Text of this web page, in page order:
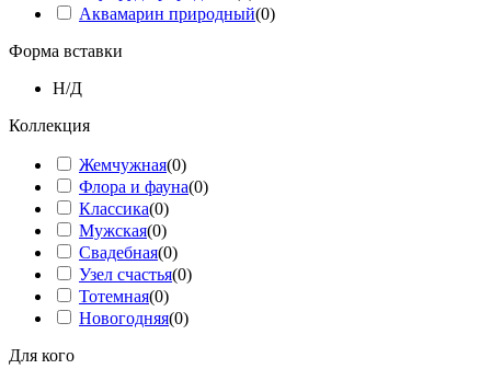
Аквамарин природный(0)
Форма вставки
Н/Д
Коллекция
Жемчужная(0)
Флора и фауна(0)
Классика(0)
Мужская(0)
Свадебная(0)
Узел счастья(0)
Тотемная(0)
Новогодняя(0)
Для кого